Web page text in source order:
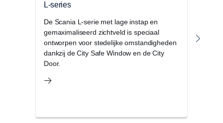
L-series
De Scania L-serie met lage instap en
gemaximaliseerd zichtveld is speciaal
ontworpen voor stedelijke omstandigheden
dankzij de City Safe Window en de City
Door.